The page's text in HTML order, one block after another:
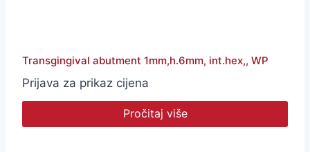
Transgingival abutment 1mm,h.6mm, int.hex,, WP
Prijava za prikaz cijena
Pročitaj više